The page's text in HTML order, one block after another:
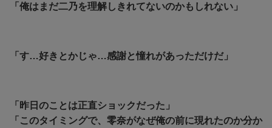
「俺はまだ二乃を理解しきれてないのかもしれない」
「す…好きとかじゃ…感謝と憧れがあっただけだ」
「昨日のことは正直ショックだった」
「このタイミングで、零奈がなぜ俺の前に現れたのか分か